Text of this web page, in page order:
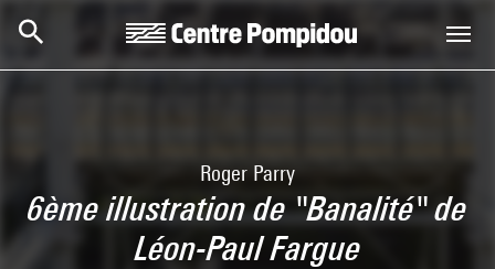
Roger Parry
6ème illustration de "Banalité" de
Léon-Paul Fargue